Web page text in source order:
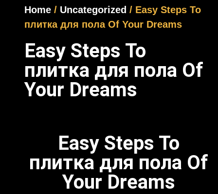
Home / Uncategorized / Easy Steps To
плитка для пола Of Your Dreams
Easy Steps To
плитка для пола Of
Your Dreams
Easy Steps To
плитка для пола Of
Your Dreams